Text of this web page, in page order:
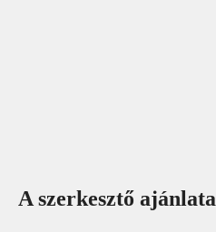
A szerkesztő ajánlata